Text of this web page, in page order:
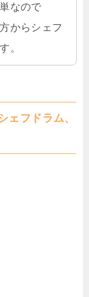
なので
からシェフ
。
ェフドラム、